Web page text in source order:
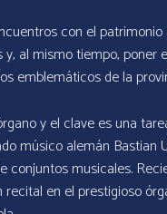
con el
y, al mismo tiempo,
emblemáticos de la
y el clave es una
músico alemán Bastian
conjuntos musicales.
recital en el prestigioso